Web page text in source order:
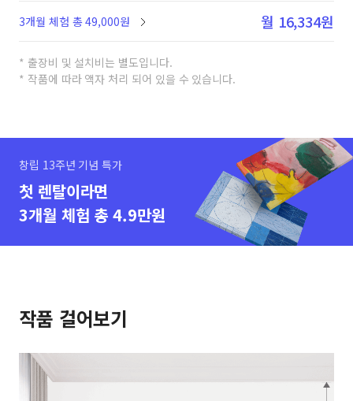
3개월 체험 총 49,000원 월 16,334원
* 출장비 및 설치비는 별도입니다.
* 작품에 따라 액자 처리 되어 있을 수 있습니다.
창립 13주년 기념 특가
첫 렌탈이라면
3개월 체험 총 4.9만원
작품 걸어보기